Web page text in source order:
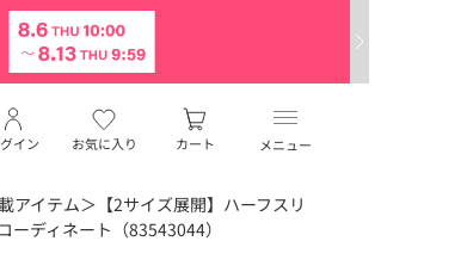
メニュー
お気に入り
イン カート
アイテム＞【2サイズ展開】ハーフスリ
ーディネート（83543044）